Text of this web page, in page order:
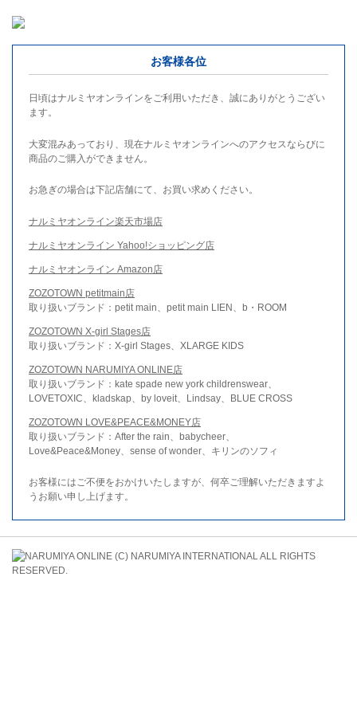
お客様各位
日頃はナルミヤオンラインをご利用いただき、誠にありがとうござい
ます。
大変混みあっており、現在ナルミヤオンラインへのアクセスならびに
商品のご購入ができません。
お急ぎの場合は下記店舗にて、お買い求めください。
ナルミヤオンライン楽天市場店
ナルミヤオンライン Yahoo!ショッピング店
ナルミヤオンライン Amazon店
ZOZOTOWN petitmain店
取り扱いブランド：petit main、petit main LIEN、b・ROOM
ZOZOTOWN X-girl Stages店
取り扱いブランド：X-girl Stages、XLARGE KIDS
ZOZOTOWN NARUMIYA ONLINE店
取り扱いブランド：kate spade new york childrenswear、
LOVETOXIC、kladskap、by loveit、Lindsay、BLUE CROSS
ZOZOTOWN LOVE&PEACE&MONEY店
取り扱いブランド：After the rain、babycheer、
Love&Peace&Money、sense of wonder、キリンのソフィ
お客様にはご不便をおかけいたしますが、何卒ご理解いただきますよ
うお願い申し上げます。